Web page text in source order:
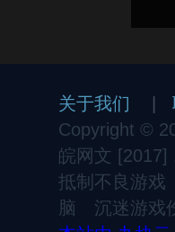
关于我们
Copyright ©
皖网文 [2017]
抵制不良游
脑 沉迷游戏